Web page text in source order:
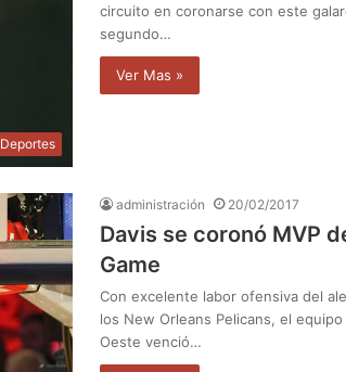
Deportes
circuito en coronarse con este
segundo…
Ver Mas »
administración 20/02/2017
Davis se coronó MVP
Game
Con excelente labor ofensiva del
los New Orleans Pelicans, el
Oeste venció…